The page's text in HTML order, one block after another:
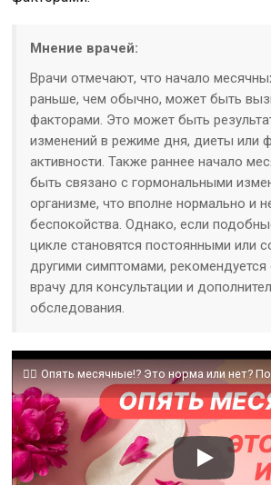
Мнение врачей:
Врачи отмечают, что начало
раньше, чем обычно, может быть
факторами. Это может быть
изменений в режиме дня, диеты или
активности. Также раннее начало
быть связано с гормональными
организме, что вполне нормально и
беспокойства. Однако, если
цикле становятся постоянными или
другими симптомами, рекомендуется
врачу для консультации и
обследования.